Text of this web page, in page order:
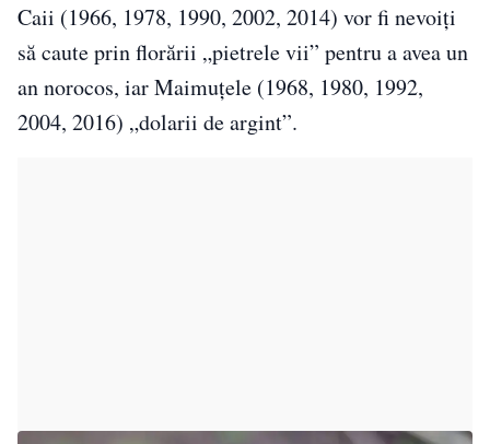
Caii (1966, 1978, 1990, 2002, 2014) vor fi nevoiți
să caute prin florării „pietrele vii” pentru a avea un
an norocos, iar Maimuțele (1968, 1980, 1992,
2004, 2016) „dolarii de argint”.